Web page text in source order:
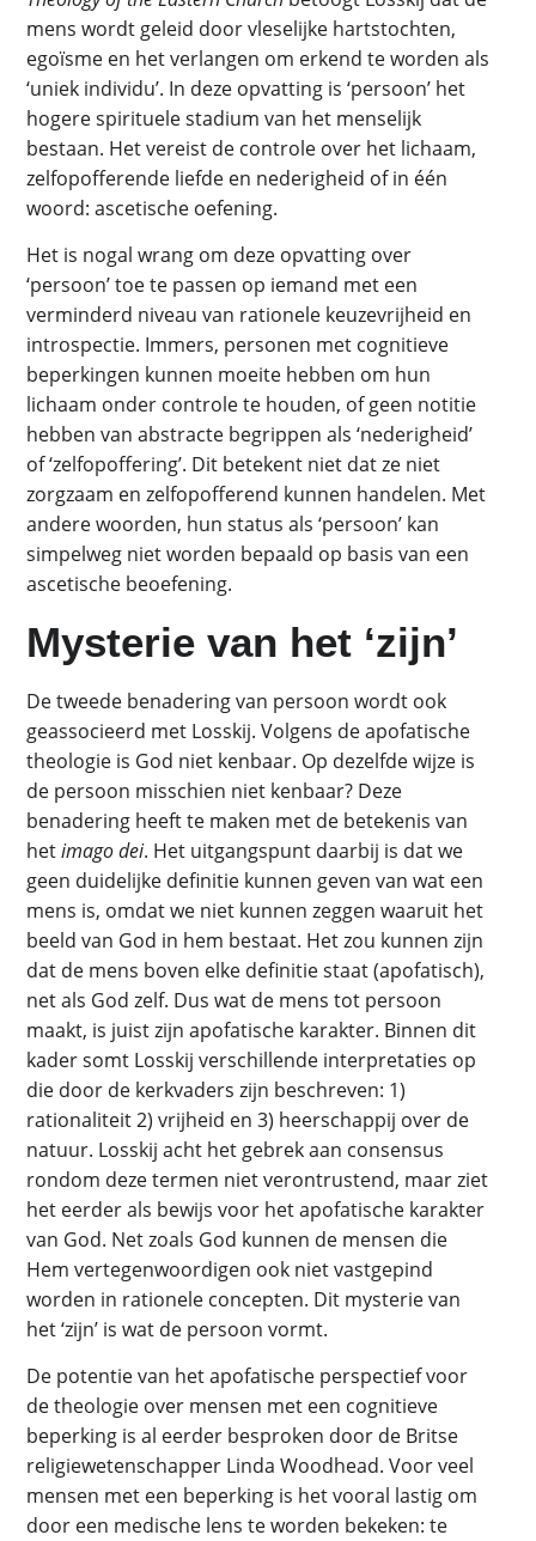
mens wordt geleid door vleselijke hartstochten,
egoïsme en het verlangen om erkend te worden als
‘uniek individu’. In deze opvatting is ‘persoon’ het
hogere spirituele stadium van het menselijk
bestaan. Het vereist de controle over het lichaam,
zelfopofferende liefde en nederigheid of in één
woord: ascetische oefening.
Het is nogal wrang om deze opvatting over
‘persoon’ toe te passen op iemand met een
verminderd niveau van rationele keuzevrijheid en
introspectie. Immers, personen met cognitieve
beperkingen kunnen moeite hebben om hun
lichaam onder controle te houden, of geen notitie
hebben van abstracte begrippen als ‘nederigheid’
of ‘zelfopoffering’. Dit betekent niet dat ze niet
zorgzaam en zelfopofferend kunnen handelen. Met
andere woorden, hun status als ‘persoon’ kan
simpelweg niet worden bepaald op basis van een
ascetische beoefening.
Mysterie van het ‘zijn’
De tweede benadering van persoon wordt ook
geassocieerd met Losskij. Volgens de apofatische
theologie is God niet kenbaar. Op dezelfde wijze is
de persoon misschien niet kenbaar? Deze
benadering heeft te maken met de betekenis van
hetimago dei. Het uitgangspunt daarbij is dat we
geen duidelijke definitie kunnen geven van wat een
mens is, omdat we niet kunnen zeggen waaruit het
beeld van God in hem bestaat. Het zou kunnen zijn
dat de mens boven elke definitie staat (apofatisch),
net als God zelf. Dus wat de mens tot persoon
maakt, is juist zijn apofatische karakter. Binnen dit
kader somt Losskij verschillende interpretaties op
die door de kerkvaders zijn beschreven: 1)
rationaliteit 2) vrijheid en 3) heerschappij over de
natuur. Losskij acht het gebrek aan consensus
rondom deze termen niet verontrustend, maar ziet
het eerder als bewijs voor het apofatische karakter
van God. Net zoals God kunnen de mensen die
Hem vertegenwoordigen ook niet vastgepind
worden in rationele concepten. Dit mysterie van
het ‘zijn’ is wat de persoon vormt.
De potentie van het apofatische perspectief voor
de theologie over mensen met een cognitieve
beperking is al eerder besproken door de Britse
religiewetenschapper Linda Woodhead. Voor veel
mensen met een beperking is het vooral lastig om
door een medische lens te worden bekeken: te